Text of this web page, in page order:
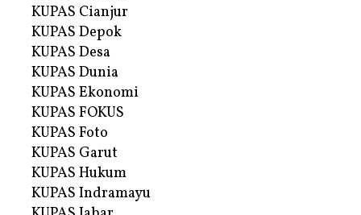
KUPAS Cianjur
KUPAS Depok
KUPAS Desa
KUPAS Dunia
KUPAS Ekonomi
KUPAS FOKUS
KUPAS Foto
KUPAS Garut
KUPAS Hukum
KUPAS Indramayu